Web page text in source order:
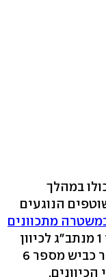
במהלך
הנוגעים
מתכוונים
מחר בצהריים את כביש מספר 1 מנתב"ג לכיוון
ירושלים. עוד הוחלט כי במקביל ייסגר כביש מספר 6